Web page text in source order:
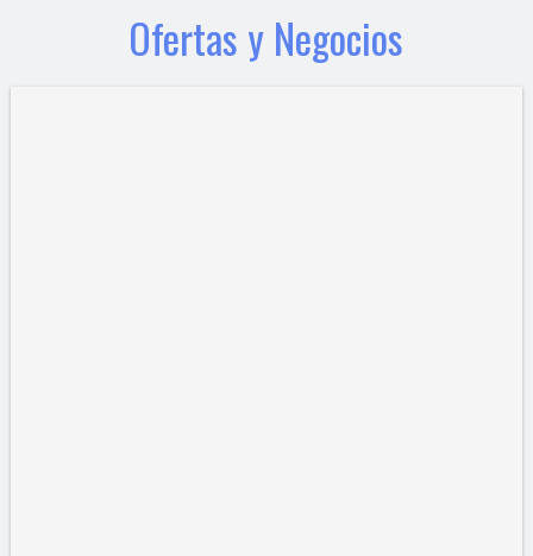
Ofertas y Negocios